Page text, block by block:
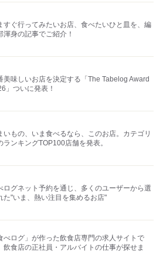
すぐ行ってみたいお店、食べたいひと皿を、編
渾身の記事でご紹介！
美味しいお店を決定する「The Tabelog Award
」ついに発表！
いもの、いま食べるなら、このお店。カテゴリ
ランキングTOP100店舗を発表。
ログネット予約を通じ、多くのユーザーから選
た"いま、熱い注目を集めるお店"
べログ」が作った飲食店専門の求人サイトで
飲食店の正社員・アルバイトの仕事が探せま